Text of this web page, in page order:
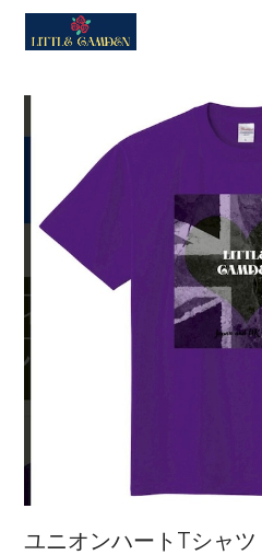
ユニオンハートTシャ